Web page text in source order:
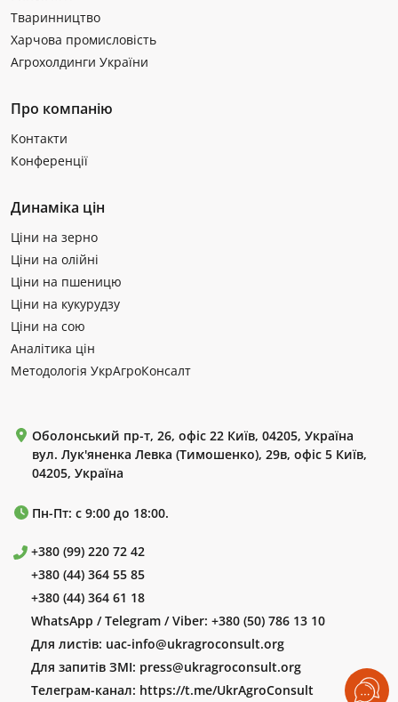
Тваринництво
Харчова промисловість
Агрохолдинги України
Про компанію
Контакти
Конференції
Динаміка цін
Ціни на зерно
Ціни на олійні
Ціни на пшеницю
Ціни на кукурудзу
Ціни на сою
Аналітика цін
Методологія УкрАгроКонсалт
Оболонський пр-т, 26, офіс 22 Київ, 04205, Україна
вул. Лук'яненка Левка (Тимошенко), 29в, офіс 5 Київ,
04205, Україна
Пн-Пт: с 9:00 до 18:00.
+380 (99) 220 72 42
+380 (44) 364 55 85
+380 (44) 364 61 18
WhatsApp / Telegram / Viber: +380 (50) 786 13 10
Для листів: uac-info@ukragroconsult.org
Для запитів ЗМІ: press@ukragroconsult.org
Телеграм-канал: https://t.me/UkrAgroConsult